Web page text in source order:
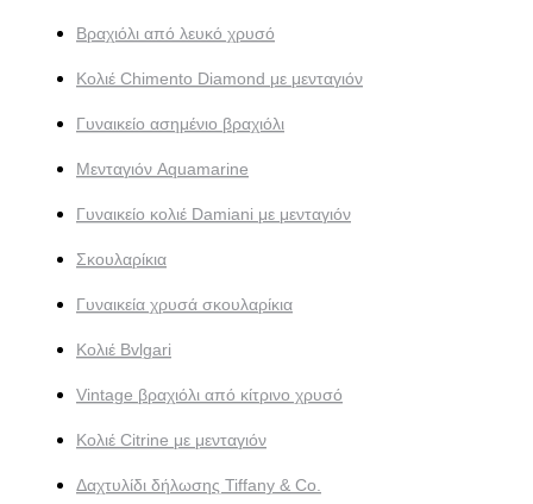
Βραχιόλι από λευκό χρυσό
Κολιέ Chimento Diamond με μενταγιόν
Γυναικείο ασημένιο βραχιόλι
Μενταγιόν Aquamarine
Γυναικείο κολιέ Damiani με μενταγιόν
Σκουλαρίκια
Γυναικεία χρυσά σκουλαρίκια
Κολιέ Bvlgari
Vintage βραχιόλι από κίτρινο χρυσό
Κολιέ Citrine με μενταγιόν
Δαχτυλίδι δήλωσης Tiffany & Co.